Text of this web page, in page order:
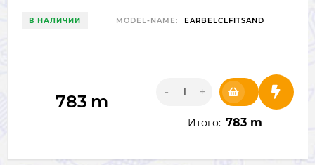
В НАЛИЧИИ MODEL-NAME: EARBELCLFITSAND
783 m - +
Итого: 783 m